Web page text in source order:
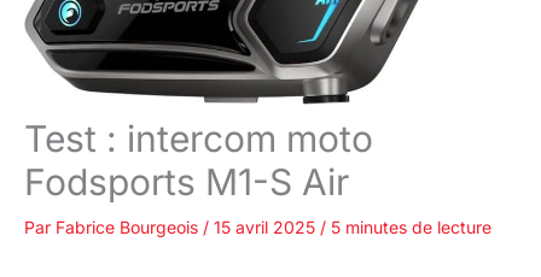
Test : intercom moto
Fodsports M1-S Air
Par Fabrice Bourgeois / 15 avril 2025 / 5 minutes de lecture